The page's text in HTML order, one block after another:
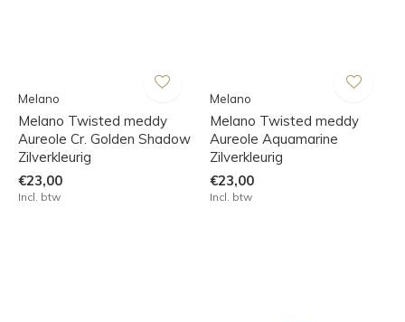
Melano
Melano Twisted meddy
Aureole Cr. Golden Shadow
Zilverkleurig
€23,00
Incl. btw
Melano
Melano Twisted meddy
Aureole Aquamarine
Zilverkleurig
€23,00
Incl. btw